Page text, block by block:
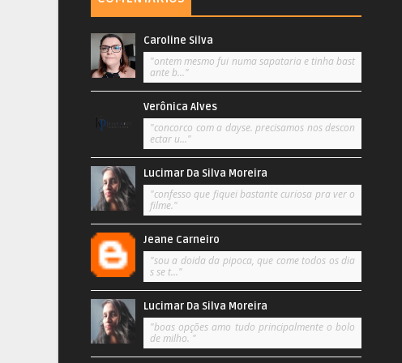
Caroline Silva
"ontem mesmo fui numa sapataria e tinha bast
ante b..."
Verônica Alves
"concorco com a dayse. precisamos nos descon
ectar u..."
Lucimar Da Silva Moreira
"confesso que fiquei bastante curiosa pra ver o
filme."
Jeane Carneiro
"sou a doida da pipoca, que come todos os dia
s se t..."
Lucimar Da Silva Moreira
"boas opções amo tudo principalmente o bolo
de milho. "